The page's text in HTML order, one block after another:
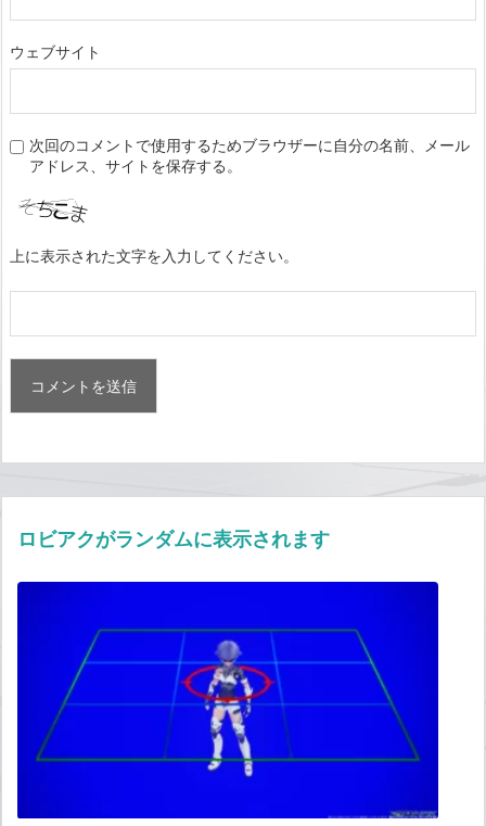
ウェブサイト
次回のコメントで使用するためブラウザーに自分の名前、メール
アドレス、サイトを保存する。
上に表示された文字を入力してください。
ロビアクがランダムに表示されます